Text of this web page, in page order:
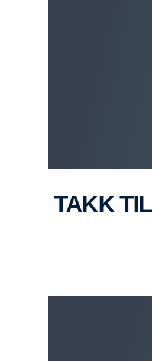
TAKK TIL ALLE SOM HOLDER TRANSPORTEN I